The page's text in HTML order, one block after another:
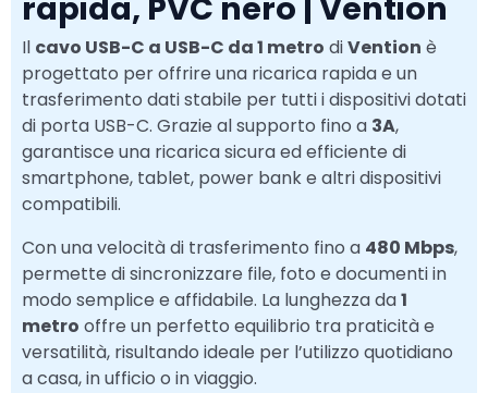
rapida, PVC nero | Vention
Il cavo USB-C a USB-C da 1 metro diVention è
progettato per offrire una ricarica rapida e un
trasferimento dati stabile per tutti i dispositivi dotati
di porta USB-C. Grazie al supporto fino a 3A,
garantisce una ricarica sicura ed efficiente di
smartphone, tablet, power bank e altri dispositivi
compatibili.
Con una velocità di trasferimento fino a 480 Mbps,
permette di sincronizzare file, foto e documenti in
modo semplice e affidabile. La lunghezza da1
metro offre un perfetto equilibrio tra praticità e
versatilità, risultando ideale per l’utilizzo quotidiano
a casa, in ufficio o in viaggio.